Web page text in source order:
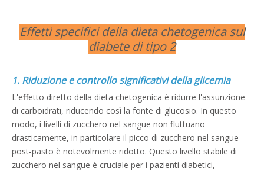
Effetti specifici della dieta chetogenica sul
diabete di tipo 2
1. Riduzione e controllo significativi della glicemia
L'effetto diretto della dieta chetogenica è ridurre l'assunzione
di carboidrati, riducendo così la fonte di glucosio. In questo
modo, i livelli di zucchero nel sangue non fluttuano
drasticamente, in particolare il picco di zucchero nel sangue
post-pasto è notevolmente ridotto. Questo livello stabile di
zucchero nel sangue è cruciale per i pazienti diabetici,